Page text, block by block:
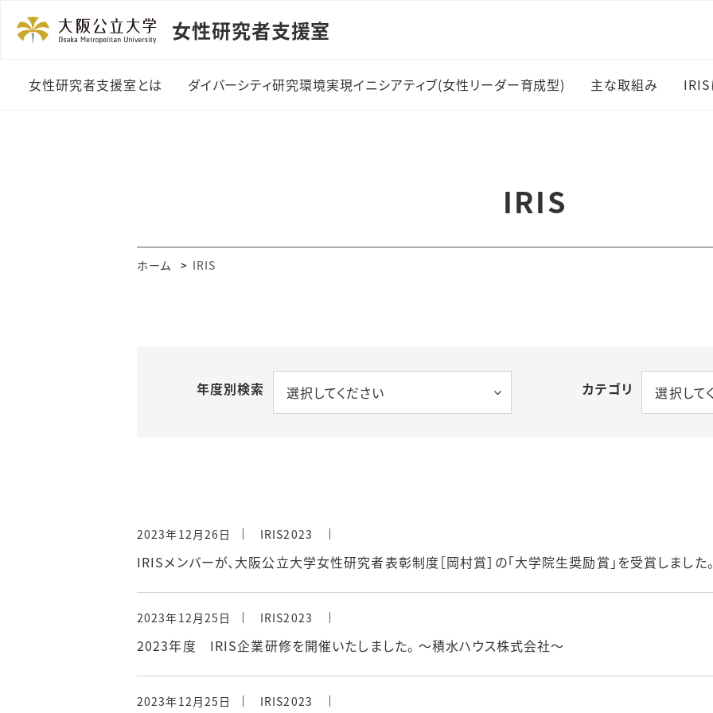
女性研究者支援室
女性研究者支援室とは ダイバーシティ研究環境実現イニシアティブ(女性リーダー育成型)
外国語論文校閲費助成
事業
主な取組み
ベビーシッター割
発行事業・学内
IRIS
IRIS
ホーム IRIS
年度別検索 選択してください カテゴリ 選択して
2023年12月26日 IRIS2023
IRISメンバーが、大阪公立大学女性研究者表彰制度［岡村賞］の「大学院生奨励賞」を受賞しました。
2023年12月25日 IRIS2023
2023年度 IRIS企業研修を開催いたしました。 ～積水ハウス株式会社～
2023年12月25日 IRIS2023